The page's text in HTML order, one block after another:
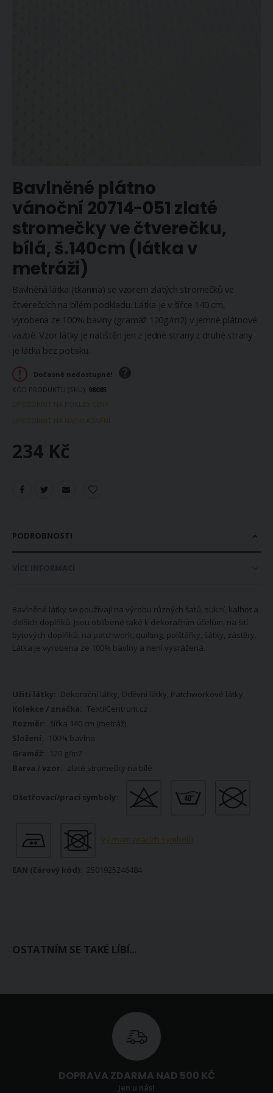
na
začátek
galerie
s
obrázky
Bavlněné plátno
vánoční 20714-051 zlaté
stromečky ve čtverečku,
bílá, š.140cm (látka v
metráži)
Bavlněná látka (tkanina) se vzorem zlatých stromečků ve
čtverečcích na bílém podkladu. Látka je v šířce 140 cm,
vyrobena ze 100% bavlny (gramáž 120g/m2) v jemné plátnové
vazbě. Vzor látky je natištěn jen z jedné strany z druhé strany
je látka bez potisku.
Dočasně nedostupné!
KÓD PRODUKTU (SKU) 98085
UPOZORNIT NA POKLES CENY
UPOZORNIT NA NASKLADNĚNÍ
234 Kč
PODROBNOSTI
Bavlněné látky se používají na výrobu různých šatů, sukní, kalhot a
dalších doplňků. Jsou oblíbené také k dekoračním účelům, na šití
bytových doplňků, na patchwork, quilting, polštářky, šátky, zástěry.
Látka je vyrobena ze 100% bavlny a není vysrážená.
Více
informací
Dekorační látky, Oděvní látky, Patchworkové látky
TextilCentrum.cz
šířka 140 cm (metráž)
100% bavlna
120 g/m2
zlaté stromečky na bílé
Význam pracích symbolů
2501925246484
OSTATNÍM SE TAKÉ LÍBÍ...
DOPRAVA ZDARMA NAD 500 KČ
Jen u nás!